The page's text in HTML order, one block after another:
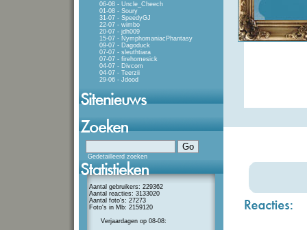
06-08 - Uncle_Cheech
01-08 - Soury
31-07 - SpeedyGJ
22-07 - wimbo
20-07 - jdh009
15-07 - NymphomaniacPhantasy
09-07 - Dagoduck
07-07 - sleuthtiara
07-07 - firehomesick
04-07 - Divcom
04-07 - Teerzii
29-06 - Jdood
Gedetailleerd zoeken
Aantal gebruikers: 229362
Aantal reacties: 3133020
Aantal foto's: 27273
Foto's in Mb: 2159120
Verjaardagen op 08-08: